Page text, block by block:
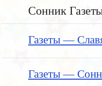
Сонник
Газеты —
Газеты —